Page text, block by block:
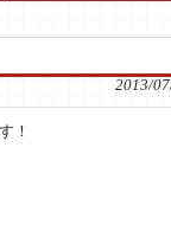
2013/
！